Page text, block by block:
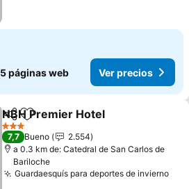
5 páginas web Ver precios
CompartirAñadir a favoritos
NBH Premier Hotel
3 Estrellas
7,7 Bueno
2.554
a 0.3 km de: Catedral de San Carlos de
Bariloche
Guardaesquís para deportes de invierno